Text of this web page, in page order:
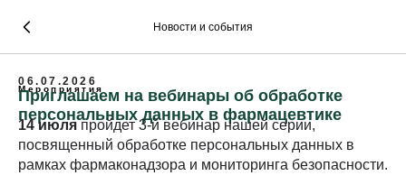
Новости и события
06.07.2026
Мероприятия
Приглашаем на вебинары об обработке
персональных данных в фармацевтике
14 июляпройдет 3-й вебинар нашей серии,
посвященный обработке персональных данных в
рамках фармаконадзора и мониторинга безопасности.